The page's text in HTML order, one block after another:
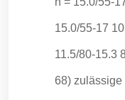
15.0/55-17
11.5/80-15.3
68)